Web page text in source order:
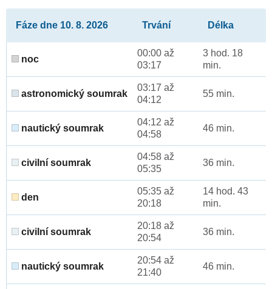
Fáze dne 10. 8. 2026 Trvání Délka
noc
00:00 až
03:17
3 hod. 18
min.
astronomický soumrak
03:17 až
04:12
55 min.
nautický soumrak
04:12 až
04:58
46 min.
civilní soumrak
04:58 až
05:35
36 min.
den
05:35 až
20:18
14 hod. 43
min.
civilní soumrak
20:18 až
20:54
36 min.
nautický soumrak
20:54 až
21:40
46 min.